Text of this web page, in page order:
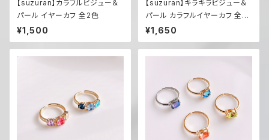
【suzuran】カラフルビジュー＆
パール イヤーカフ 全2色
¥1,500
【suzuran】キラキラビジュー＆
パール カラフルイヤーカフ 全5
色
¥1,650